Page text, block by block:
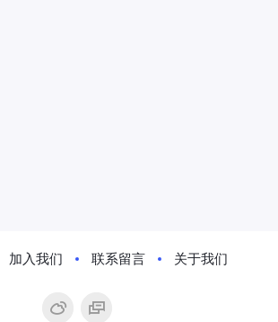
加入我们 联系留言 关于我们